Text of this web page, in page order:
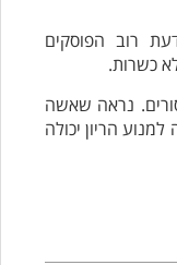
רוב הפוסקים
כשרות.
נראה שאשה
הריון יכולה